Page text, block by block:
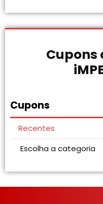
Cupons
Cupons
Recentes
Escolha a categoria